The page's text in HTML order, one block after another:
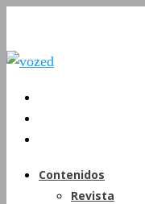
Contenidos
Revista